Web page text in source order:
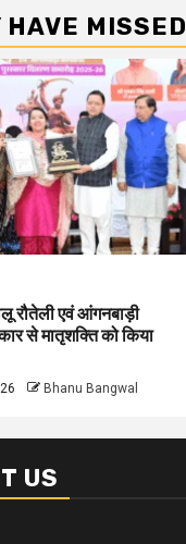
HAVE MISSED
रौतेली एवं आंगनबाड़ी
से मातृशक्ति को किया
Bhanu Bangwal
US